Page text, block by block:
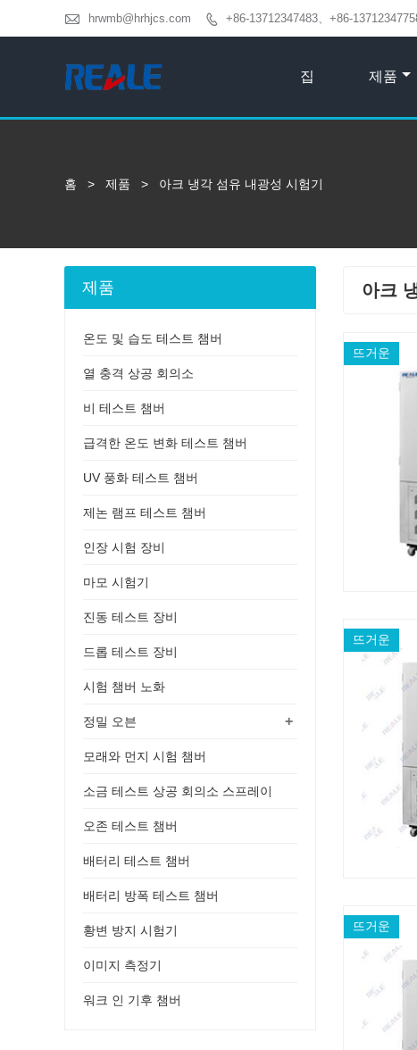
 hrwmb@hrhjcs.com  +86-13712347483、+86-
집 제품
홈 > 제품 > 아크 냉각 섬유 내광성 시험기
아크
뜨거운
뜨거운
뜨거운
제품
온도 및 습도 테스트 챔버
열 충격 상공 회의소
비 테스트 챔버
급격한 온도 변화 테스트 챔버
UV 풍화 테스트 챔버
제논 램프 테스트 챔버
인장 시험 장비
마모 시험기
진동 테스트 장비
드롭 테스트 장비
시험 챔버 노화
+
정밀 오븐
모래와 먼지 시험 챔버
소금 테스트 상공 회의소 스프레이
오존 테스트 챔버
배터리 테스트 챔버
배터리 방폭 테스트 챔버
황변 방지 시험기
이미지 측정기
워크 인 기후 챔버